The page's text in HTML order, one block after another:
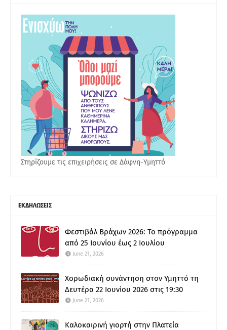
Στηρίζουμε τις επιχειρήσεις σε Δάφνη-Υμηττό
ΕΚΔΗΛΩΣΕΙΣ
Φεστιβάλ Βράχων 2026: Το πρόγραμμα
από 25 Ιουνίου έως 2 Ιουλίου
June 21, 2026
Χορωδιακή συνάντηση στον Υμηττό τη
Δευτέρα 22 Ιουνίου 2026 στις 19:30
June 21, 2026
Καλοκαιρινή γιορτή στην Πλατεία